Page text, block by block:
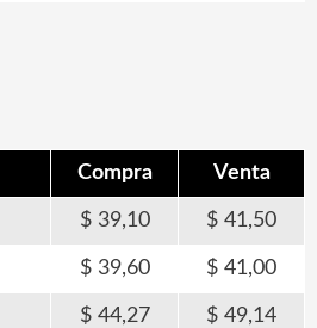
Compra Venta
39,10 41,50
39,60 41,00
44,27 49,14